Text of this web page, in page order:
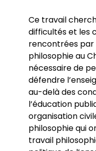
Ce travail
difficultés et les
rencontrées par
philosophie au
nécessaire de
défendre
au-delà des
l’éducation
organisation
philosophie qui
travail